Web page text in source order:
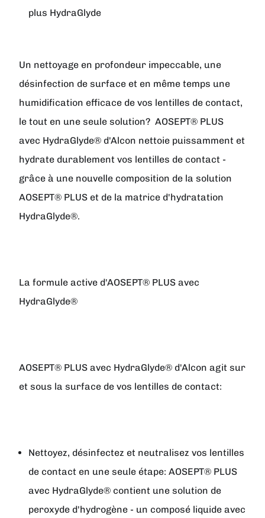
plus HydraGlyde
Un nettoyage en profondeur impeccable, une
désinfection de surface et en même temps une
humidification efficace de vos lentilles de contact,
le tout en une seule solution? AOSEPT® PLUS
avec HydraGlyde® d'Alcon nettoie puissamment et
hydrate durablement vos lentilles de contact -
grâce à une nouvelle composition de la solution
AOSEPT® PLUS et de la matrice d'hydratation
HydraGlyde®.
La formule active d'AOSEPT® PLUS avec
HydraGlyde®
AOSEPT® PLUS avec HydraGlyde® d'Alcon agit sur
et sous la surface de vos lentilles de contact:
Nettoyez, désinfectez et neutralisez vos lentilles
de contact en une seule étape: AOSEPT® PLUS
avec HydraGlyde® contient une solution de
peroxyde d'hydrogène - un composé liquide avec